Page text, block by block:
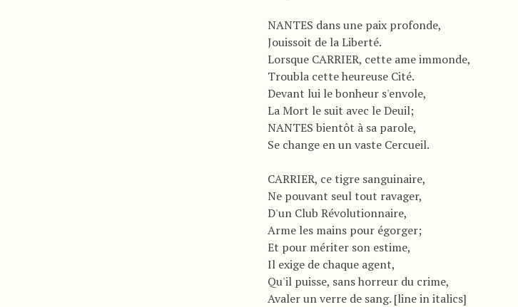
NANTES dans une paix profonde,
Jouissoit de la Liberté.
Lorsque CARRIER, cette ame immonde,
Troubla cette heureuse Cité.
Devant lui le bonheur s'envole,
La Mort le suit avec le Deuil;
NANTES bientôt à sa parole,
Se change en un vaste Cercueil.
CARRIER, ce tigre sanguinaire,
Ne pouvant seul tout ravager,
D'un Club Révolutionnaire,
Arme les mains pour égorger;
Et pour mériter son estime,
Il exige de chaque agent,
Qu'il puisse, sans horreur du crime,
Avaler un verre de sang. [line in italics]